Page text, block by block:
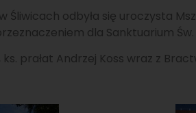
odbyła się uroczysta
dla Sanktuarium
prałat Andrzej Koss wraz z